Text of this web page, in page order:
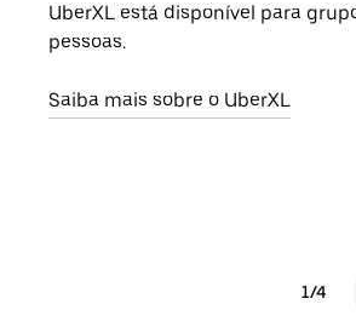
UberXL está disponível para
pessoas.
Saiba mais sobre o UberXL
1/4